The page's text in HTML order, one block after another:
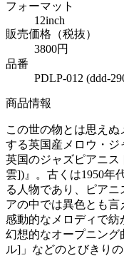
フォーマット
12inch
販売価格（税抜）
3800円
品番
PDLP-012 (ddd-
商品情報
この世の物とは思え
する英国産メロウ・ジ
英国のジャズピアニス
雲])』。古くは1950年
る人物であり、ピア
アの中では異色とも
感動的なメロディで紡
幻想的なオープニング
ル]」などのとびきり